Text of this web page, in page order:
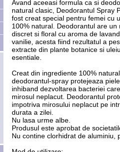
Avand aceeasi formula ca si
natural clasic, Deodorantul Spray
fost creat special pentru femei cu
100% natural. Deodorantul are un
discret si floral cu aroma de
vanilie, acesta fiind rezultatul a
extracte din plante botanice si
esentiale.
Creat din ingrediente 100%
deodorantul-spray protejeaza
inhiband dezvoltarea bacteriei
mirosul neplacut. Deodorantul
impotriva mirosului neplacut pe
durata a zilei.
Nu lasa urme albe.
Produsul este aprobat de
Nu contine clorhidrat de aluminiu,